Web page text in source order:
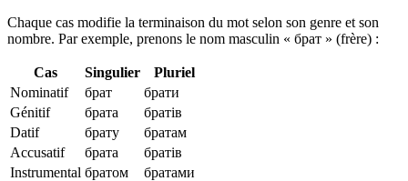
Chaque cas modifie la terminaison du mot selon son genre et son
nombre. Par exemple, prenons le nom masculin « брат » (frère) :
Cas Singulier
Pluriel
Nominatif
брат
брати
Génitif
брата
братів
Datif
брату
братам
Accusatif
брата
братів
Instrumental братом
братами